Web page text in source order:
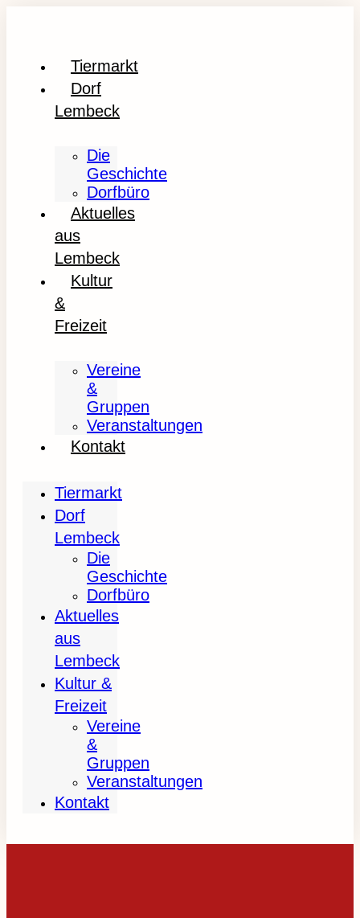
Tiermarkt
Dorf
Lembeck
Die
Geschichte
Dorfbüro
Aktuelles
aus
Lembeck
Kultur
&
Freizeit
Vereine
&
Gruppen
Veranstaltungen
Kontakt
Tiermarkt
Dorf
Lembeck
Die
Geschichte
Dorfbüro
Aktuelles
aus
Lembeck
Kultur &
Freizeit
Vereine
&
Gruppen
Veranstaltungen
Kontakt